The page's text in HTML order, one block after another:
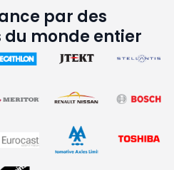
par des
monde entier